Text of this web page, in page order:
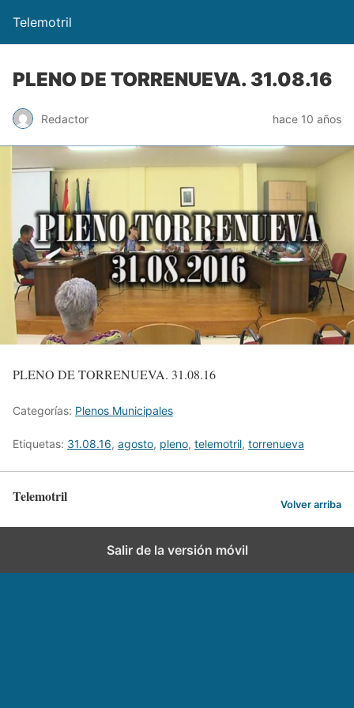
Telemotril
PLENO DE TORRENUEVA. 31.08.16
Redactor hace 10 años
PLENO DE TORRENUEVA. 31.08.16
Categorías: Plenos Municipales
Etiquetas: 31.08.16, agosto, pleno, telemotril, torrenueva
Telemotril Volver arriba
Salir de la versión móvil